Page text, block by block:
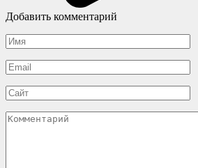
Добавить комментарий
Имя
*
Email
*
Сайт
Комментарий